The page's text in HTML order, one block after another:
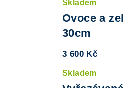
Skladem
Ovoce a
30cm
3 600 Kč
Skladem